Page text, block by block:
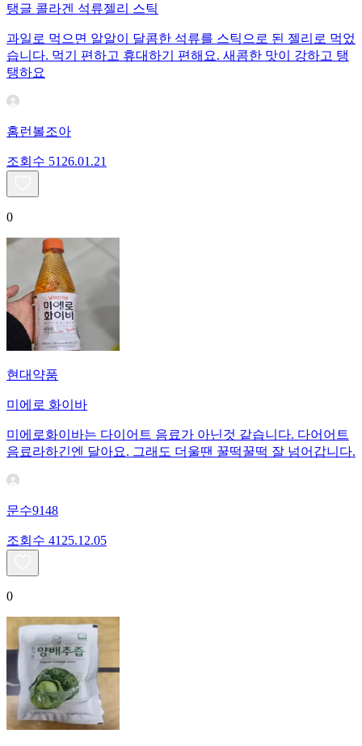
탱글 콜라겐 석류젤리 스틱
과일로 먹으면 알알이 달콤한 석류를 스틱으로 된 젤리로 먹었
습니다. 먹기 편하고 휴대하기 편해요. 새콤한 맛이 강하고 탱
탱하요
홈런볼조아
조회수 51 26.01.21
0
현대약품
미에로 화이바
미에로화이바는 다이어트 음료가 아닌것 같습니다. 다어어트
음료라하긴엔 달아요. 그래도 더울땐 꿀떡꿀떡 잘 넘어갑니다.
문수9148
조회수 41 25.12.05
0